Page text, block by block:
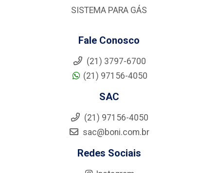
SISTEMA PARA GÁS
Fale Conosco
(21) 3797-6700
(21) 97156-4050
SAC
(21) 97156-4050
sac@boni.com.br
Redes Sociais